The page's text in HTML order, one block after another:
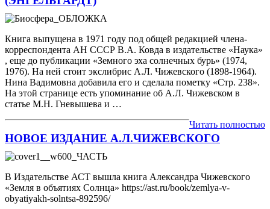
Книга выпущена в 1971 году под общей редакцией члена-
корреспондента АН СССР В.А. Ковда в издательстве «Наука»
, еще до публикации «Земного эха солнечных бурь» (1974,
1976). На ней стоит экслибрис А.Л. Чижевского (1898-1964).
Нина Вадимовна добавила его и сделала пометку «Стр. 238».
На этой странице есть упоминание об А.Л. Чижевском в
статье М.Н. Гневышева и …
Читать полностью
НОВОЕ ИЗДАНИЕ А.Л.ЧИЖЕВСКОГО
В Издательстве АСТ вышла книга Александра Чижевского
«Земля в объятиях Солнца» https://ast.ru/book/zemlya-v-
obyatiyakh-solntsa-892596/